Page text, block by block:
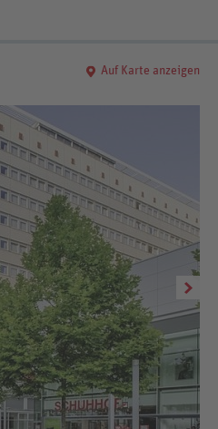
Auf Karte anzeigen